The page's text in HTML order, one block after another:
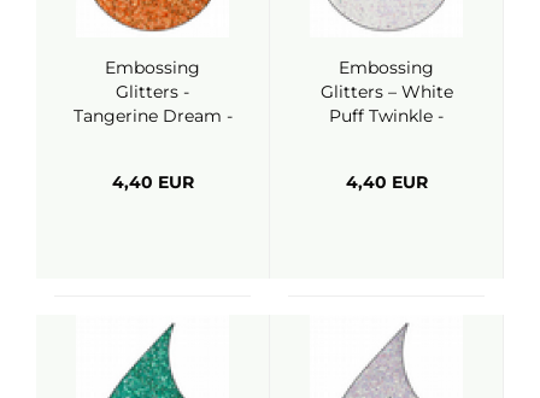
Embossing
Glitters -
Tangerine Dream -
4,40 EUR
Embossing
Glitters – White
Puff Twinkle -
4,40 EUR